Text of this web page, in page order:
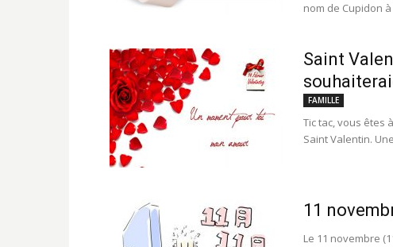
nom de Cupidon
Saint
FAMILLE
Tic tac, vous êtes
Saint Valentin.
11
Le 11 novembre